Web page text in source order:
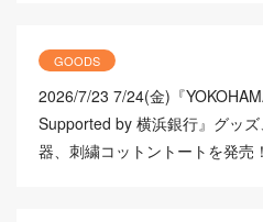
GOODS
2026/7/23 7/24(金)『
Supported by 横浜銀行』グッ
器、刺繍コットントートを発売！